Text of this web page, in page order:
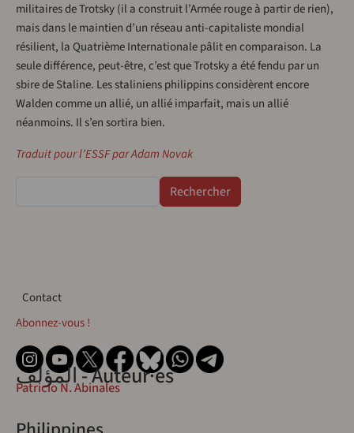
militaires de Trotsky (il a construit l’Armée rouge à partir de rien),
mais dans le maintien d’un réseau anti-capitaliste mondial
résilient, la Quatrième Internationale pâlit en comparaison. La
seule différence, peut-être, c’est que Trotsky a été fendu par un
sbire de Staline. Les staliniens philippins considèrent encore
Walden comme un allié, un allié imparfait, mais un allié
néanmoins. Il s’en sortira bien.
Traduit pour l’ESSF par Adam Novak
Contact
Contact
Abonnez-vous !
المؤلف - Auteur·esPatricio N. Abinales